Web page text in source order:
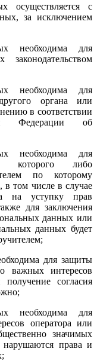
осуществляется с
за исключением
необходима для
необходима для
органа или
в соответствии
Федерации об
необходима для
которого либо
по которому
в том числе в случае
на уступку прав
для заключения
данных или
данных будет
для защиты
важных интересов
согласия
необходима для
оператора или
значимых
права и